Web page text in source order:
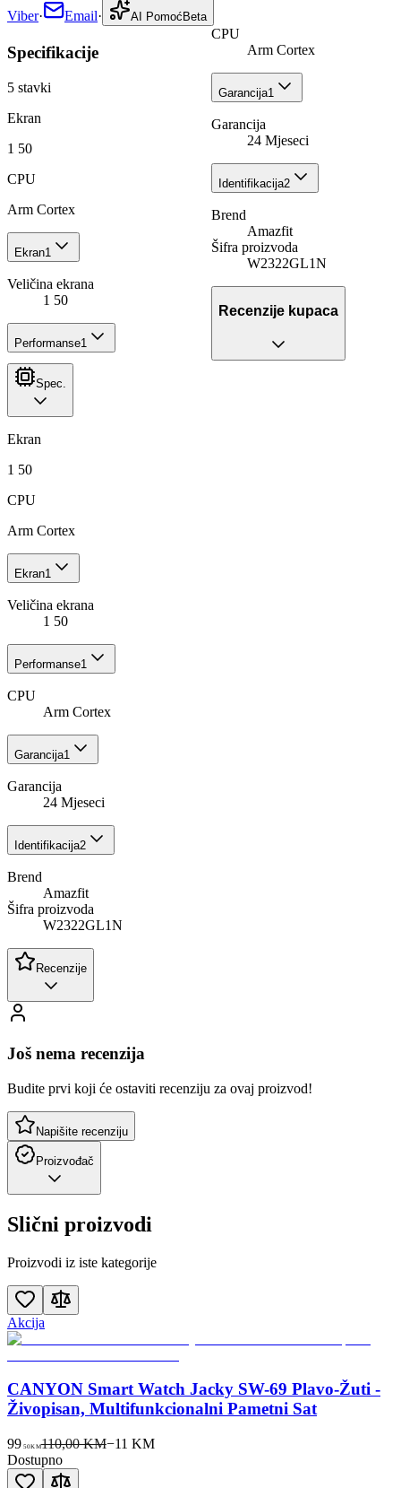
Viber· Email· AI Pomoć Beta
Specifikacije
5 stavki
Ekran
1 50
CPU
Arm Cortex
Ekran1
Veličina ekrana
1 50
Performanse1
CPU
Arm Cortex
Garancija1
Garancija
24 Mjeseci
Identifikacija2
Brend
Amazfit
Šifra proizvoda
W2322GL1N
Recenzije kupaca
Spec.
Ekran
1 50
CPU
Arm Cortex
Ekran1
Veličina ekrana
1 50
Performanse1
CPU
Arm Cortex
Garancija1
Garancija
24 Mjeseci
Identifikacija2
Brend
Amazfit
Šifra proizvoda
W2322GL1N
Recenzije
Još nema recenzija
Budite prvi koji će ostaviti recenziju za ovaj proizvod!
Napišite recenziju
Proizvođač
Slični proizvodi
Proizvodi iz iste kategorije
Akcija
CANYON Smart Watch Jacky SW-69 Plavo-Žuti -
Živopisan, Multifunkcionalni Pametni Sat
99 50KM110,00 KM−11 KM
Dostupno